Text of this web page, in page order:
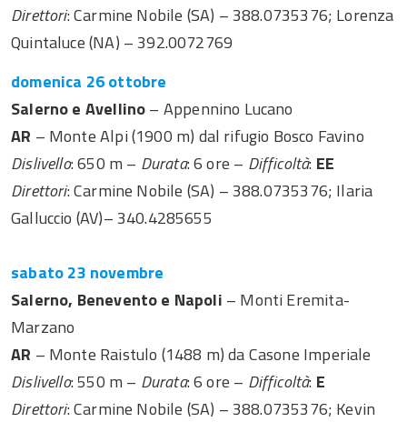
Direttori: Carmine Nobile (SA) – 388.0735376; Lorenza
Quintaluce (NA) – 392.0072769
domenica 26 ottobre
Salerno e Avellino– Appennino Lucano
AR – Monte Alpi (1900 m) dal rifugio Bosco Favino
Dislivello: 650 m – Durata: 6 ore – Difficoltà: EE
Direttori: Carmine Nobile (SA) – 388.0735376; Ilaria
Galluccio (AV)– 340.4285655
sabato 23 novembre
Salerno, Benevento e Napoli – Monti Eremita-
Marzano
AR – Monte Raistulo (1488 m) da Casone Imperiale
Dislivello: 550 m – Durata: 6 ore – Difficoltà: E
Direttori: Carmine Nobile (SA) – 388.0735376; Kevin